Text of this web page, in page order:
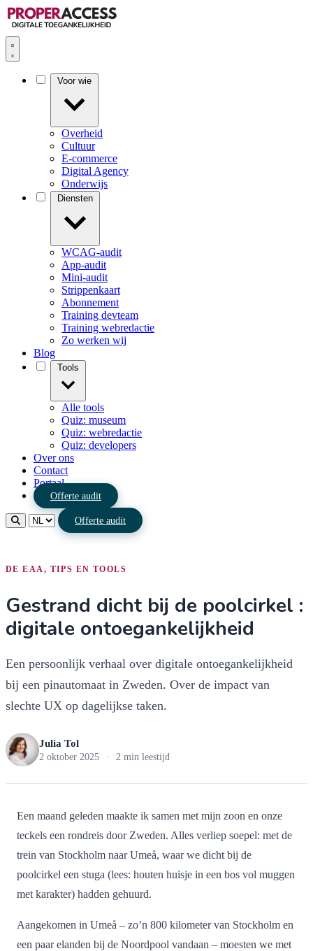
Overheid
Cultuur
E-commerce
Digital Agency
Onderwijs
WCAG-audit
App-audit
Mini-audit
Strippenkaart
Abonnement
Training devteam
Training webredactie
Zo werken wij
Blog
Alle tools
Quiz: museum
Quiz: webredactie
Quiz: developers
Over ons
Contact
Portaal
Offerte audit
Offerte audit
DE EAA, TIPS EN TOOLS
Gestrand dicht bij de poolcirkel :
digitale ontoegankelijkheid
Een persoonlijk verhaal over digitale ontoegankelijkheid
bij een pinautomaat in Zweden. Over de impact van
slechte UX op dagelijkse taken.
Julia Tol
2 oktober 2025 · 2 min leestijd
Een maand geleden maakte ik samen met mijn zoon en onze
teckels een rondreis door Zweden. Alles verliep soepel: met de
trein van Stockholm naar Umeå, waar we dicht bij de
poolcirkel een stuga (lees: houten huisje in een bos vol muggen
met karakter) hadden gehuurd.
Aangekomen in Umeå – zo’n 800 kilometer van Stockholm en
een paar elanden bij de Noordpool vandaan – moesten we met